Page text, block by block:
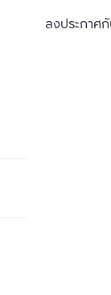
ลงประกาศกั